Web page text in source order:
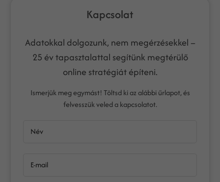
Kapcsolat
Adatokkal dolgozunk, nem megérzésekkel –
25 év tapasztalattal segítünk megtérülő
online stratégiát építeni.
Ismerjük meg egymást! Töltsd ki az alábbi űrlapot, és
felvesszük veled a kapcsolatot.
Név
E-mail